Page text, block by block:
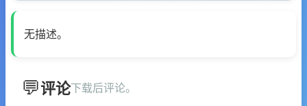
无描述。
评论下载后评论。